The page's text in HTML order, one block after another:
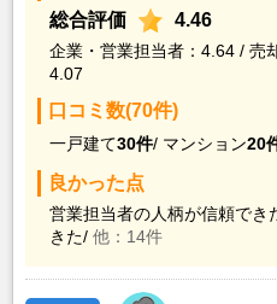
総合評価
4.46
企業・営業担当者：4.64 / 売
4.07
口コミ数(70件)
一戸建て30件/ マンション20
良かった点
営業担当者の人柄が信頼でき
きた/ 他：14件